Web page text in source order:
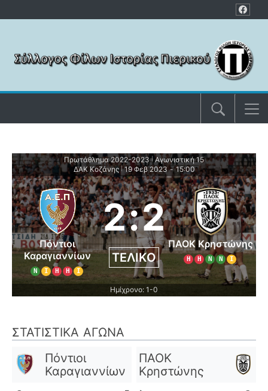
Πρωτάθλημα 2022-2023 | Αγωνιστική 15
ΔΑΚ Κοζάνης | 19 Φεβ 2023 - 15:00
Πόντιοι
Καραγιαννίων
Ν Ι Η Η Ι
2:2
ΤΕΛΙΚΌ
ΠΑΟΚ Κρηστώνης
Η Η Ν Ν Ι
Ημίχρονο: 1-0
ΣΤΑΤΙΣΤΙΚΆ ΑΓΏΝΑ
Πόντιοι
Καραγιαννίων
ΠΑΟΚ
Κρηστώνης